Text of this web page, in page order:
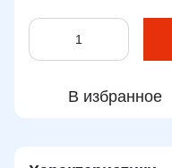
В избранное